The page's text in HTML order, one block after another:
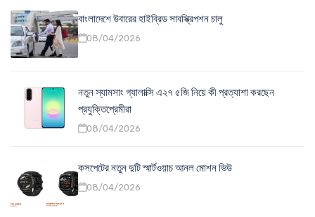
বাংলাদেশে উবারের হাইব্রিড সাবস্ক্রিপশন চালু
08/04/2026
নতুন স্যামসাং গ্যালাক্সি এ২৭ ৫জি নিয়ে কী প্রত্যাশা করছেন
প্রযুক্তিপ্রেমীরা
08/04/2026
কসপেটের নতুন দুটি স্মার্টওয়াচ আনল মোশন ভিউ
08/04/2026